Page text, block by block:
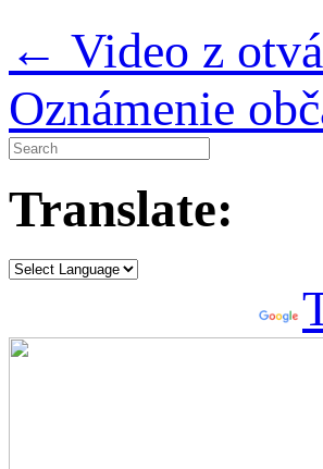
← Video z
Oznámenie
Translate: